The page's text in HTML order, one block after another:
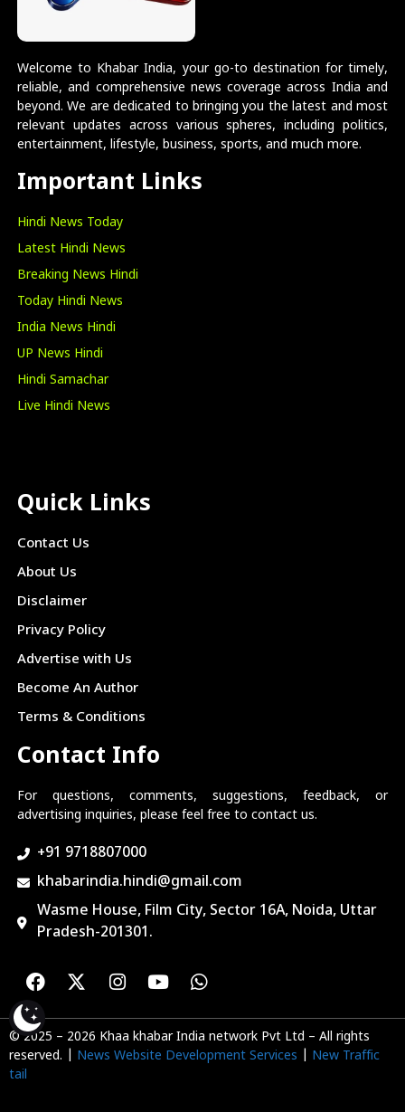
Welcome to Khabar India, your go-to destination for timely,
reliable, and comprehensive news coverage across India and
beyond. We are dedicated to bringing you the latest and most
relevant updates across various spheres, including politics,
entertainment, lifestyle, business, sports, and much more.
Important Links
Hindi News Today
Latest Hindi News
Breaking News Hindi
Today Hindi News
India News Hindi
UP News Hindi
Hindi Samachar
Live Hindi News
Quick Links
Contact Us
About Us
Disclaimer
Privacy Policy
Advertise with Us
Become An Author
Terms & Conditions
Contact Info
For questions, comments, suggestions, feedback, or
advertising inquiries, please feel free to contact us.
+91 9718807000
khabarindia.hindi@gmail.com
Wasme House, Film City, Sector 16A, Noida, Uttar
Pradesh-201301.
© 2025 – 2026 Khaa khabar India network Pvt Ltd – All rights
reserved. | News Website Development Services
New Traffic
tail